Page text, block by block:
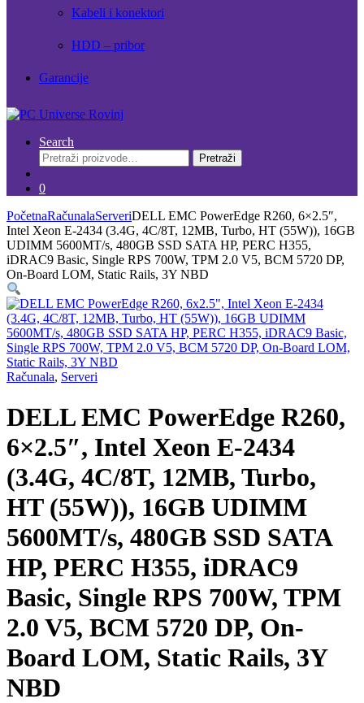
Kabeli i konektori
HDD – pribor
Garancije
Search
Pretraži:
Pretraži
0
PočetnaRačunalaServeriDELL EMC PowerEdge R260, 6×2.5″,
Intel Xeon E-2434 (3.4G, 4C/8T, 12MB, Turbo, HT (55W)), 16GB
UDIMM 5600MT/s, 480GB SSD SATA HP, PERC H355,
iDRAC9 Basic, Single RPS 700W, TPM 2.0 V5, BCM 5720 DP,
On-Board LOM, Static Rails, 3Y NBD
Računala, Serveri
DELL EMC PowerEdge R260,
6×2.5″, Intel Xeon E-2434
(3.4G, 4C/8T, 12MB, Turbo,
HT (55W)), 16GB UDIMM
5600MT/s, 480GB SSD SATA
HP, PERC H355, iDRAC9
Basic, Single RPS 700W, TPM
2.0 V5, BCM 5720 DP, On-
Board LOM, Static Rails, 3Y
NBD